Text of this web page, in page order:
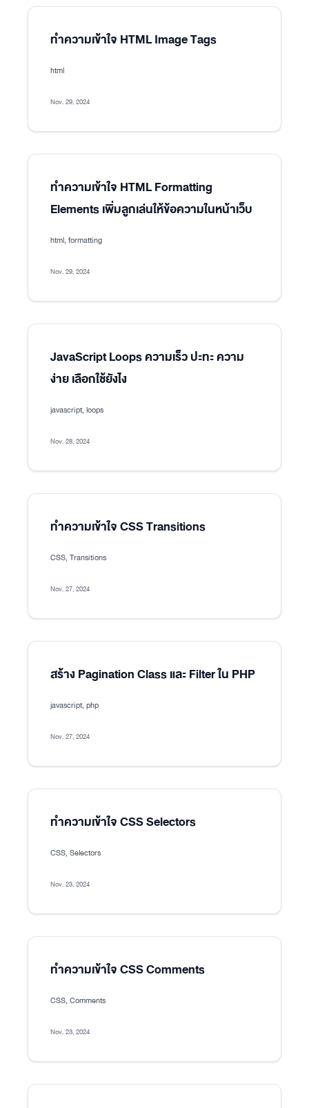
ทำความเข้าใจ HTML Image Tags
html
Nov. 29, 2024
ทำความเข้าใจ HTML Formatting
Elements เพิ่มลูกเล่นให้ข้อความในหน้าเว็บ
html, formatting
Nov. 29, 2024
JavaScript Loops ความเร็ว ปะทะ ความ
ง่าย เลือกใช้ยังไง
javascript, loops
Nov. 28, 2024
ทำความเข้าใจ CSS Transitions
CSS, Transitions
Nov. 27, 2024
สร้าง Pagination Class และ Filter ใน PHP
javascript, php
Nov. 27, 2024
ทำความเข้าใจ CSS Selectors
CSS, Selectors
Nov. 23, 2024
ทำความเข้าใจ CSS Comments
CSS, Comments
Nov. 23, 2024